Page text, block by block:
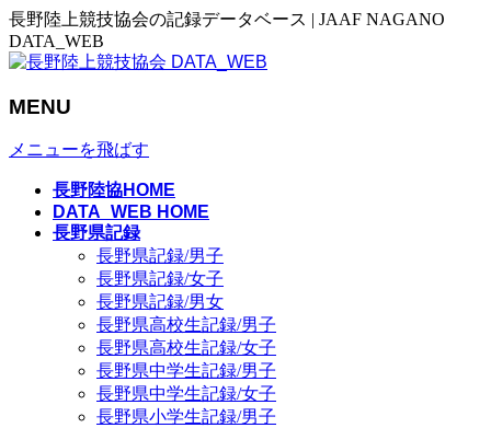
長野陸上競技協会の記録データベース | JAAF NAGANO
DATA_WEB
MENU
メニューを飛ばす
長野陸協HOME
DATA_WEB HOME
長野県記録
長野県記録/男子
長野県記録/女子
長野県記録/男女
長野県高校生記録/男子
長野県高校生記録/女子
長野県中学生記録/男子
長野県中学生記録/女子
長野県小学生記録/男子